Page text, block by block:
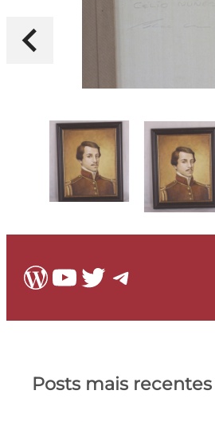
WordPress
Youtube
Twitter
Telegram
Posts mais recentes